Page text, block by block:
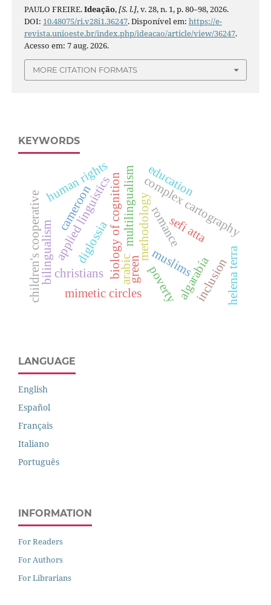
PAULO FREIRE.Ideação,[S. l.], v. 28, n. 1, p. 80–98, 2026.
DOI: 10.48075/ri.v28i1.36247. Disponível em: https://e-
revista.unioeste.br/index.php/ideacao/article/view/36247.
Acesso em: 7 aug. 2026.
MORE CITATION FORMATS
KEYWORDS
applied linguistics methodology
complex cartography
biology of cognition
christians muslims
arabic algarabía
romance
diglossia
human rights education
multilingualism
cameroon sefi atta
green
mimetic circles
children's cooperativebilingualism inclusion
poverty helena terra
LANGUAGE
English
Español
Français
Italiano
Português
INFORMATION
For Readers
For Authors
For Librarians